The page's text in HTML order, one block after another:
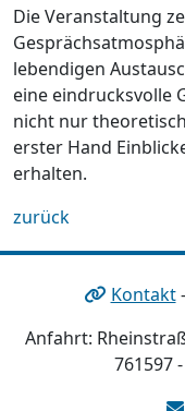
Die Veranstaltung
lebendigen
eine eindrucksvolle
nicht nur
erster Hand
erhalten.
zurück
Kontakt
Anfahrt:
761597